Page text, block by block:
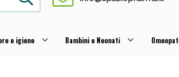
e igiene Bambini e Neonati